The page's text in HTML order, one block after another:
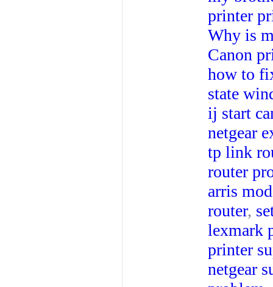
printer
Why is
Canon
how to
state
ij start
netgear
tp link
router
arris
router,
lexmark
printer
netgear